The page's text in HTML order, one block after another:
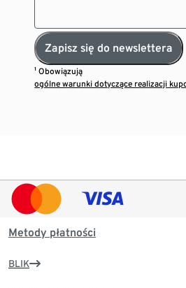
Zapisz się do newslettera
¹ Obowiązują
ogólne warunki dotyczące realizacji
Metody płatności
BLIK